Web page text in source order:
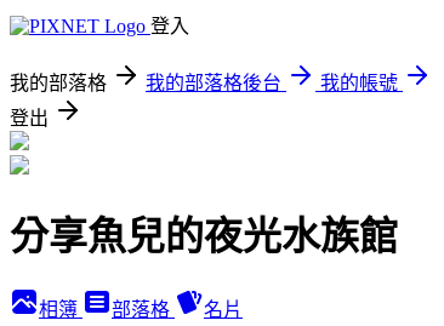
登入
我的部落格 我的部落格後台
我的帳號
登出
分享魚兒的夜光水族館
相簿 部落格 名片